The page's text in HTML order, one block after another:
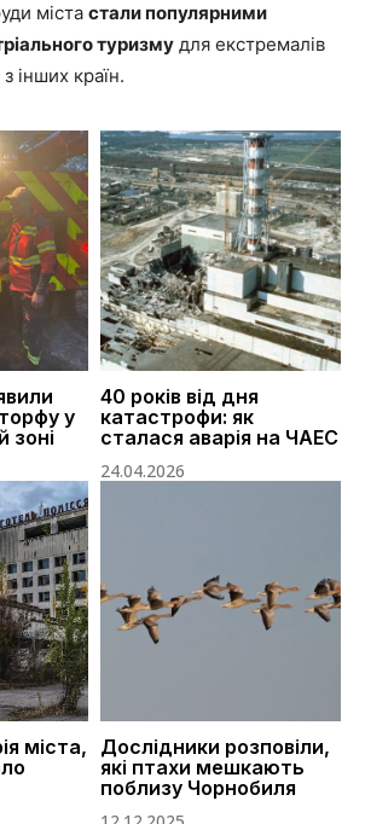
міста стали популярними
туризму для екстремалів
з інших країн.
у
зоні
40 років від дня
катастрофи: як
сталася аварія на ЧАЕС
24.04.2026
міста,
Дослідники розповіли,
які птахи мешкають
поблизу Чорнобиля